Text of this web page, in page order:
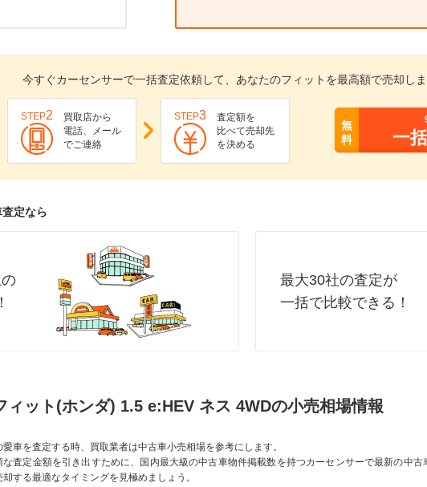
今すぐカーセンサーで一括査定依頼して、あなたのフィットを最高額で売却しま
STEP2
買取店から
電話、メール
でご連絡
STEP3
査定額を
比べて売却先
を決める
無
料
一
定なら
最大30社の査定が
一括で比較できる！
ィット(ホンダ) 1.5 e:HEV ネス 4WDの小売相場情報
愛車を査定する時、買取業者は中古車小売相場を参考にします。
な査定金額を引き出すために、国内最大級の中古車物件掲載数を持つカーセンサーで最新の中古
する最適なタイミングを見極めましょう。